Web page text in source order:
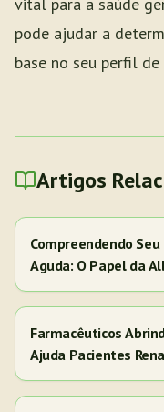
pode ajudar a
base no seu perfil
Artigos
Compreendendo
Aguda: O Papel da
Farmacêuticos
Ajuda Pacientes